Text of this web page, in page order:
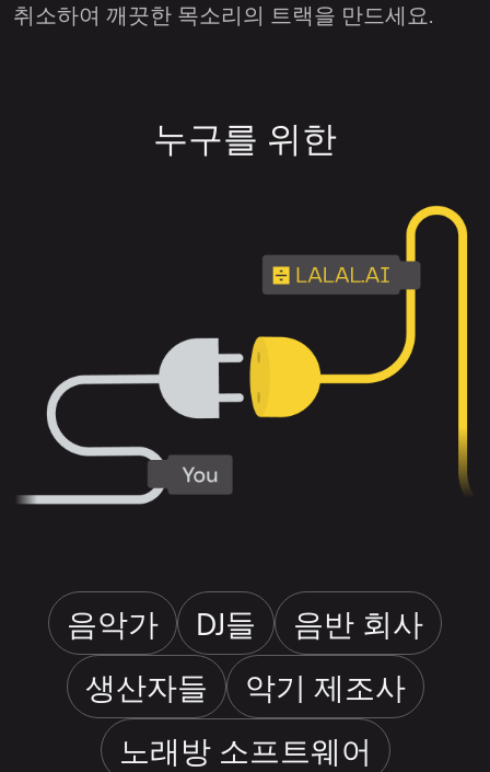
취소하여 깨끗한 목소리의 트랙을 만드세요.
누구를 위한
음악가 DJ들
음반 회사
생산자들
악기 제조사
노래방 소프트웨어